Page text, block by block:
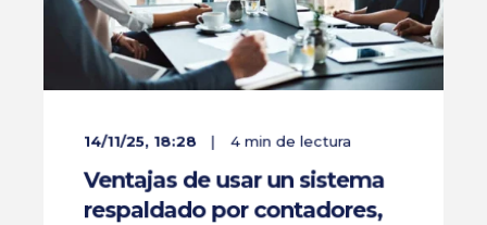
14/11/25, 18:28 4 min de lectura
Ventajas de usar un sistema
respaldado por contadores,